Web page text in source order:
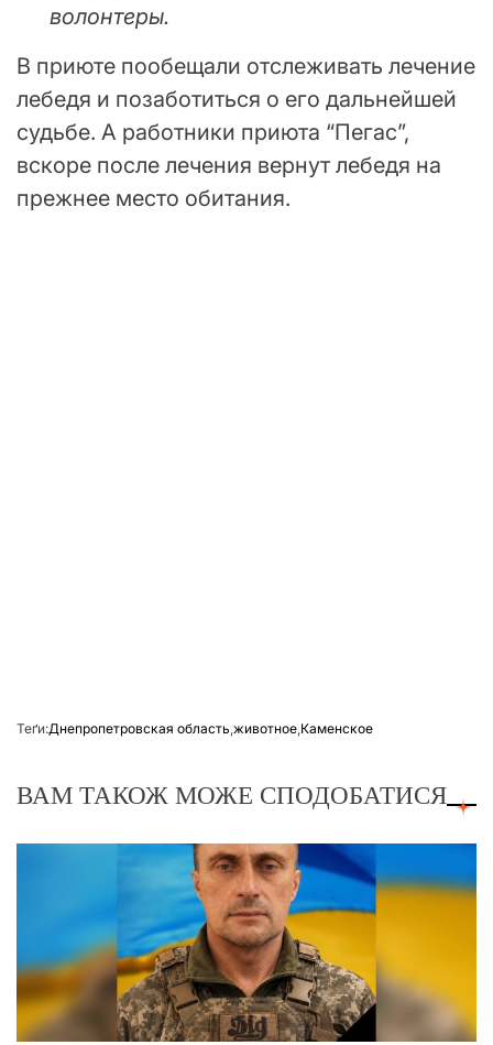
волонтеры.
В приюте пообещали отслеживать лечение
лебедя и позаботиться о его дальнейшей
судьбе. А работники приюта “Пегас”,
вскоре после лечения вернут лебедя на
прежнее место обитания.
Теґи:Днепропетровская область,животное,Каменское
ВАМ ТАКОЖ МОЖЕ СПОДОБАТИСЯ